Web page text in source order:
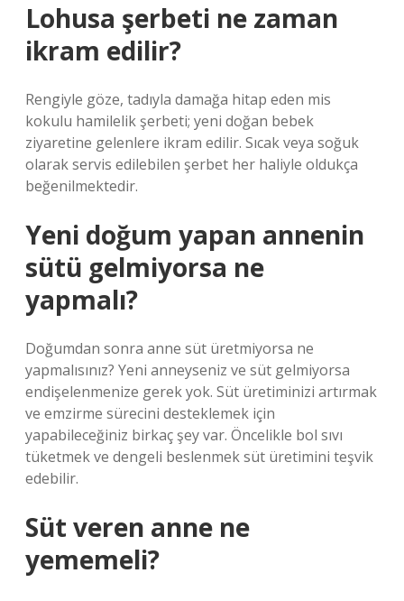
Lohusa şerbeti ne zaman
ikram edilir?
Rengiyle göze, tadıyla damağa hitap eden mis
kokulu hamilelik şerbeti; yeni doğan bebek
ziyaretine gelenlere ikram edilir. Sıcak veya soğuk
olarak servis edilebilen şerbet her haliyle oldukça
beğenilmektedir.
Yeni doğum yapan annenin
sütü gelmiyorsa ne
yapmalı?
Doğumdan sonra anne süt üretmiyorsa ne
yapmalısınız? Yeni anneyseniz ve süt gelmiyorsa
endişelenmenize gerek yok. Süt üretiminizi artırmak
ve emzirme sürecini desteklemek için
yapabileceğiniz birkaç şey var. Öncelikle bol sıvı
tüketmek ve dengeli beslenmek süt üretimini teşvik
edebilir.
Süt veren anne ne
yememeli?